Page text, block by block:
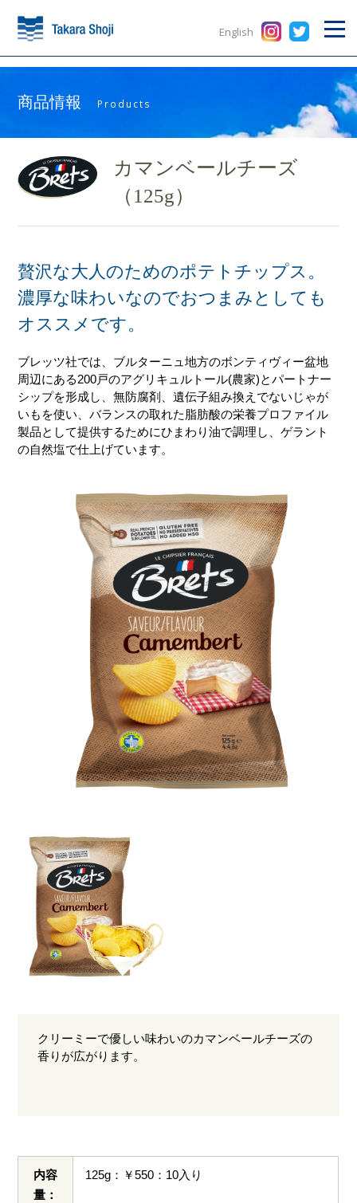
English
商品情報 Products
カマンベールチーズ
（125g）
贅沢な大人のためのポテトチップス。
濃厚な味わいなのでおつまみとしても
オススメです。
ブレッツ社では、ブルターニュ地方のボンティヴィー盆地
周辺にある200戸のアグリキュルトール(農家)とパートナー
シップを形成し、無防腐剤、遺伝子組み換えでないじゃが
いもを使い、バランスの取れた脂肪酸の栄養プロファイル
製品として提供するためにひまわり油で調理し、ゲラント
の自然塩で仕上げています。
クリーミーで優しい味わいのカマンベールチーズの
香りが広がります。
内容
量：
125g：￥550：10入り